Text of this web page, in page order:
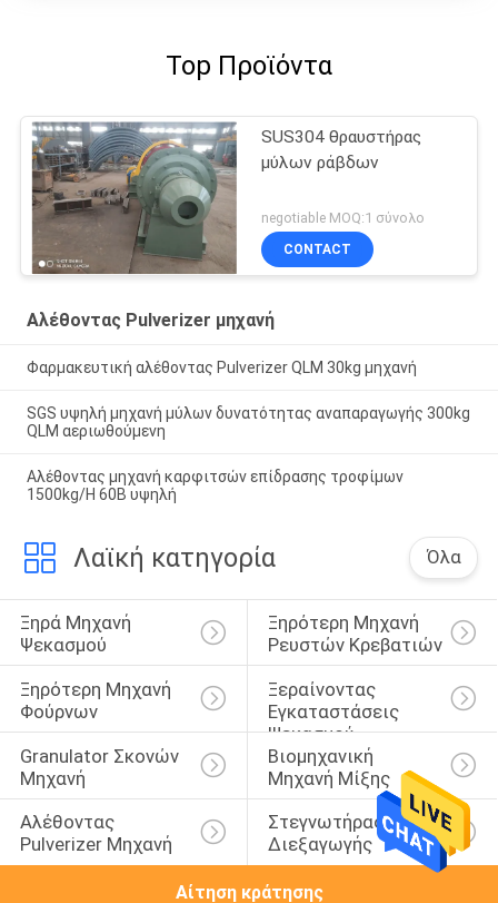
Top Προϊόντα
SUS304 θραυστήρας
μύλων ράβδων
negotiable MOQ:1 σύνολο
CONTACT
Αλέθοντας Pulverizer μηχανή
Φαρμακευτική αλέθοντας Pulverizer QLM 30kg μηχανή
SGS υψηλή μηχανή μύλων δυνατότητας αναπαραγωγής 300kg
QLM αεριωθούμενη
Αλέθοντας μηχανή καρφιτσών επίδρασης τροφίμων
1500kg/H 60B υψηλή
Λαϊκή κατηγορία Όλα
Ξηρά Μηχανή
Ψεκασμού
Ξηρότερη Μηχανή
Ρευστών Κρεβατιών
Ξηρότερη Μηχανή
Φούρνων
Ξεραίνοντας
Εγκαταστάσεις
Ψεκασμού
Granulator Σκονών
Μηχανή
Βιομηχανική
Μηχανή Μίξης
Αλέθοντας
Pulverizer Μηχανή
Στεγνωτήρας
Διεξαγωγής
Αίτηση κράτησης